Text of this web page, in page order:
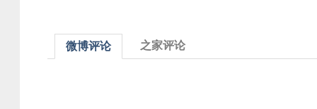
微博评论 之家评论